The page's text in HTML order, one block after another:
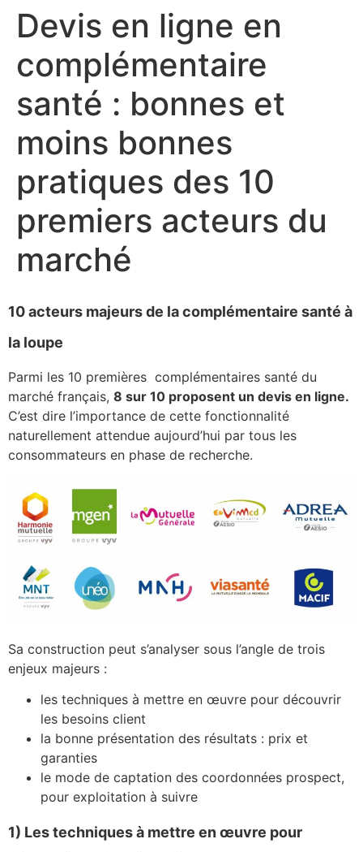
Devis en ligne en
complémentaire
santé : bonnes et
moins bonnes
pratiques des 10
premiers acteurs du
marché
10 acteurs majeurs de la complémentaire santé à
la loupe
Parmi les 10 premières complémentaires santé du
marché français, 8 sur 10 proposent un devis en ligne.
C’est dire l’importance de cette fonctionnalité
naturellement attendue aujourd’hui par tous les
consommateurs en phase de recherche.
Sa construction peut s’analyser sous l’angle de trois
enjeux majeurs :
les techniques à mettre en œuvre pour découvrir
les besoins client
la bonne présentation des résultats : prix et
garanties
le mode de captation des coordonnées prospect,
pour exploitation à suivre
1) Les techniques à mettre en œuvre pour